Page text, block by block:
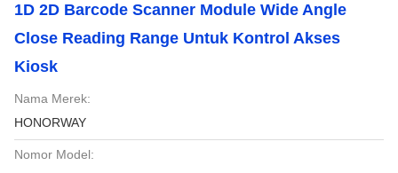
1D 2D Barcode Scanner Module Wide Angle
Close Reading Range Untuk Kontrol Akses
Kiosk
Nama Merek:
HONORWAY
Nomor Model: